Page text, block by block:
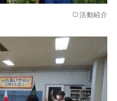
活動紹介